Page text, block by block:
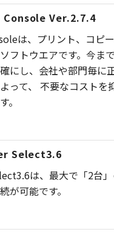
Ver.2.7.4
は、プリント、コピ
フトウエアです。今ま
にし、会社や部門毎に
って、 不要なコストを
。
Select3.6
は、最大で「2台
が可能です。